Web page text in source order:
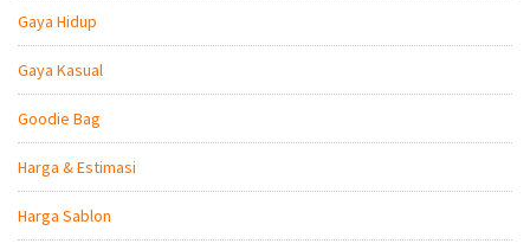
Gaya Hidup
Gaya Kasual
Goodie Bag
Harga & Estimasi
Harga Sablon